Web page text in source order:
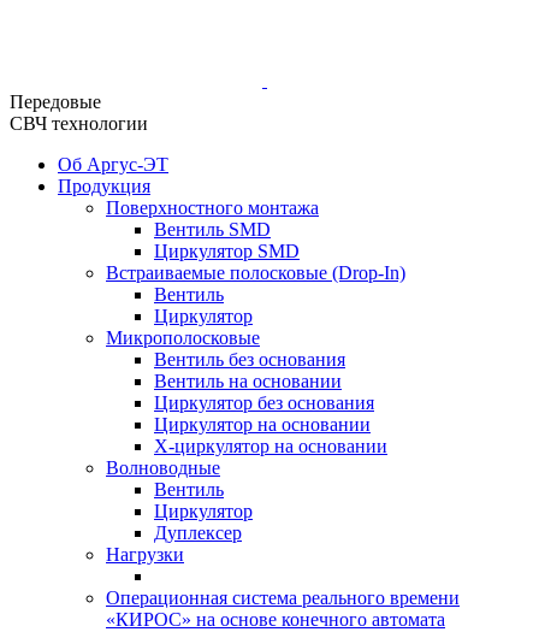
Передовые
СВЧ технологии
Об Аргус-ЭТ
Продукция
Поверхностного монтажа
Вентиль SMD
Циркулятор SMD
Встраиваемые полосковые (Drop-In)
Вентиль
Циркулятор
Микрополосковые
Вентиль без основания
Вентиль на основании
Циркулятор без основания
Циркулятор на основании
Х-циркулятор на основании
Волноводные
Вентиль
Циркулятор
Дуплексер
Нагрузки
Операционная система реального времени
«КИРОС» на основе конечного автомата